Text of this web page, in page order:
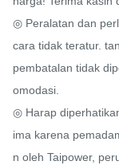
◎ Peralatan dan
cara tidak teratur.
pembatalan tidak
omodasi.
◎ Harap
ima karena
n oleh Taipower,